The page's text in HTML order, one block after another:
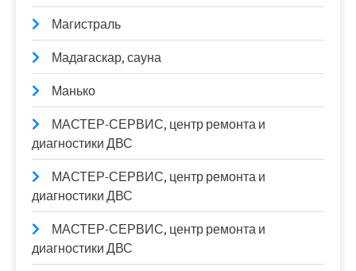
Магистраль
Мадагаскар, сауна
Манько
МАСТЕР-СЕРВИС, центр ремонта и
диагностики ДВС
МАСТЕР-СЕРВИС, центр ремонта и
диагностики ДВС
МАСТЕР-СЕРВИС, центр ремонта и
диагностики ДВС